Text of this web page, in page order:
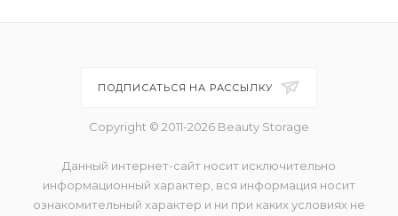
ПОДПИСАТЬСЯ НА РАССЫЛКУ
Copyright © 2011-2026 Beauty Storage
Данный интернет-сайт носит исключительно
информационный характер, вся информация носит
ознакомительный характер и ни при каких условиях не